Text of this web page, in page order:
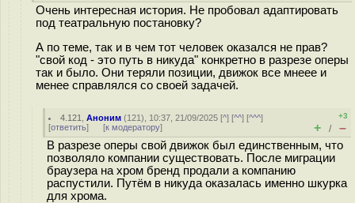
Очень интересная история. Не пробовал адаптировать
под театральную постановку?
А по теме, так и в чем тот человек оказался не прав?
"свой код - это путь в никуда" конкретно в разрезе оперы
так и было. Они теряли позиции, движок все мнеее и
менее справлялся со своей задачей.
4.121 ,Аноним (121), 10:37, 21/09/2025 [^] [^^] [^^^]
[ответить] [к модератору]
+3
+ / –
В разрезе оперы свой движок был единственным, что
позволяло компании существовать. После миграции
браузера на хром бренд продали а компанию
распустили. Путём в никуда оказалась именно шкурка
для хрома.